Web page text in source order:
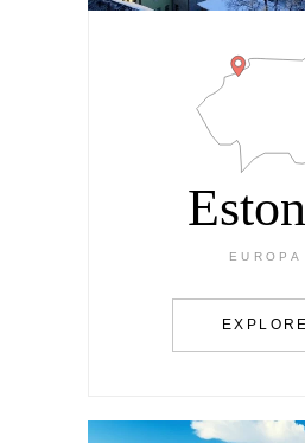
EUROPA
EXPLORE